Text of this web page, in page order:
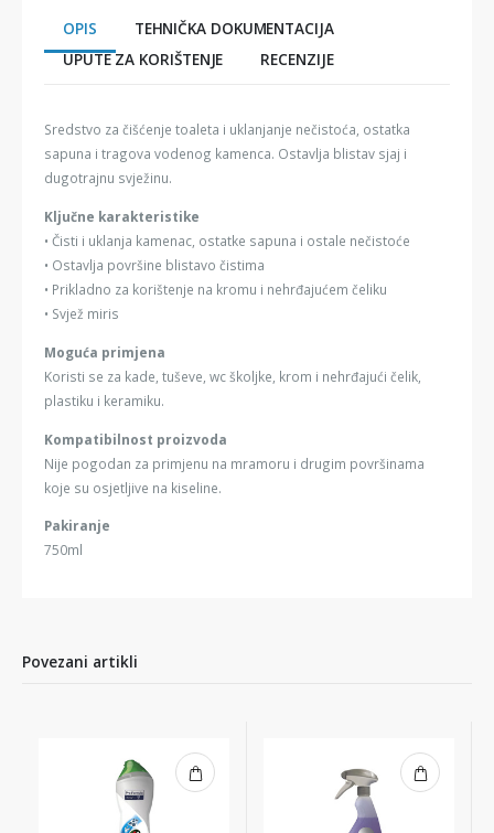
OPIS
TEHNIČKA DOKUMENTACIJA
UPUTE ZA KORIŠTENJE
RECENZIJE
Sredstvo za čišćenje toaleta i uklanjanje nečistoća, ostatka
sapuna i tragova vodenog kamenca. Ostavlja blistav sjaj i
dugotrajnu svježinu.
Ključne karakteristike
• Čisti i uklanja kamenac, ostatke sapuna i ostale nečistoće
• Ostavlja površine blistavo čistima
• Prikladno za korištenje na kromu i nehrđajućem čeliku
• Svjež miris
Moguća primjena
Koristi se za kade, tuševe, wc školjke, krom i nehrđajući čelik,
plastiku i keramiku.
Kompatibilnost proizvoda
Nije pogodan za primjenu na mramoru i drugim površinama
koje su osjetljive na kiseline.
Pakiranje
750ml
Povezani artikli